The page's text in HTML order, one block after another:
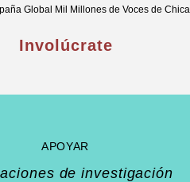
Global Mil Millones de Voces de
Involúcrate
APOYAR
de investigación